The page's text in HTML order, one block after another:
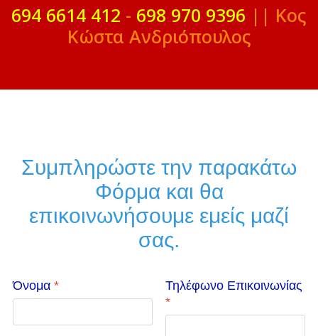
694 6614 412 - 698 970 9396 || Κος
Κώστα Ανδριόπουλος
Συμπληρώστε την παρακάτω
Φόρμα και θα
επικοινωνήσουμε εμείς μαζί
σας.
Όνομα *
Τηλέφωνο Επικοινωνίας
*